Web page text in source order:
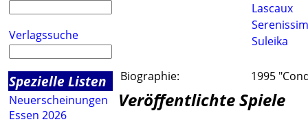
Verlagssuche
Spezielle Listen
Neuerscheinungen
Essen 2026
Lascaux
Suleika
Biographie: 1995
Veröffentlichte Spiele